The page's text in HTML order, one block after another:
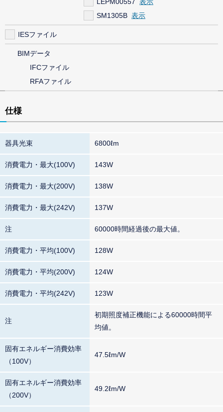
SM1305B
IESファイル
BIMデータ
IFCファイル
RFAファイル
仕様
器具光束 6800ℓm
消費電力・最大(100V) 143W
消費電力・最大(200V) 138W
消費電力・最大(242V) 137W
注 60000時間経過後の最大値。
消費電力・平均(100V) 128W
消費電力・平均(200V) 124W
消費電力・平均(242V) 123W
注
初期照度補正機能による60000時間平
均値。
固有エネルギー消費効率
（100V）
47.5ℓm/W
固有エネルギー消費効率
（200V）
49.2ℓm/W